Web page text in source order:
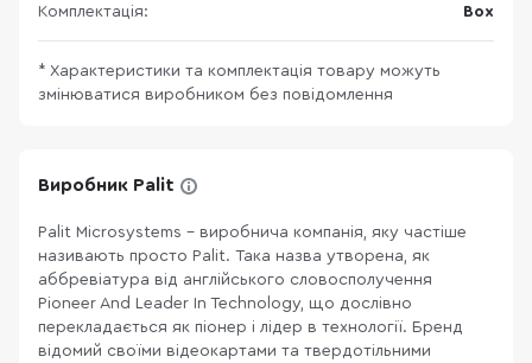
Комплектація: Box
* Характеристики та комплектація товару можуть
змінюватися виробником без повідомлення
Виробник Palit
Palit Microsystems - виробнича компанія, яку частіше
називають просто Palit. Така назва утворена, як
аббревіатура від англійського словосполучення
Pioneer And Leader In Technology, що дослівно
перекладається як піонер і лідер в технології. Бренд
відомий своїми відеокартами та твердотільними